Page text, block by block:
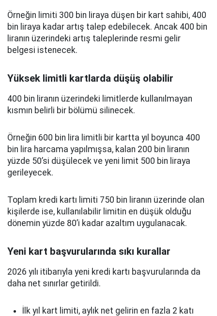
Örneğin limiti 300 bin liraya düşen bir kart sahibi, 400
bin liraya kadar artış talep edebilecek. Ancak 400 bin
liranın üzerindeki artış taleplerinde resmi gelir
belgesi istenecek.
Yüksek limitli kartlarda düşüş olabilir
400 bin liranın üzerindeki limitlerde kullanılmayan
kısmın belirli bir bölümü silinecek.
Örneğin 600 bin lira limitli bir kartta yıl boyunca 400
bin lira harcama yapılmışsa, kalan 200 bin liranın
yüzde 50’si düşülecek ve yeni limit 500 bin liraya
gerileyecek.
Toplam kredi kartı limiti 750 bin liranın üzerinde olan
kişilerde ise, kullanılabilir limitin en düşük olduğu
dönemin yüzde 80’i kadar azaltım uygulanacak.
Yeni kart başvurularında sıkı kurallar
2026 yılı itibarıyla yeni kredi kartı başvurularında da
daha net sınırlar getirildi.
İlk yıl kart limiti, aylık net gelirin en fazla 2 katı